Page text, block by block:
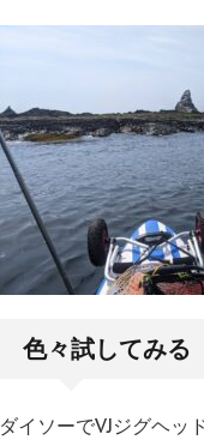
色々試してみる
ダイソーでVJジグヘッ